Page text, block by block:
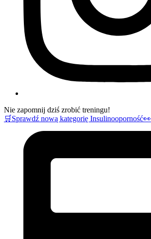
Nie zapomnij dziś zrobić treningu!
🛒Sprawdź nową kategorię Insulinooporność👀